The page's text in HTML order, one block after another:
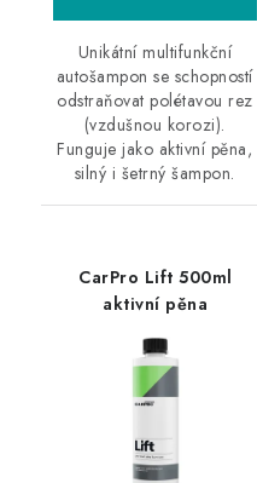
Unikátní multifunkční
autošampon se schopností
odstraňovat polétavou rez
(vzdušnou korozi).
Funguje jako aktivní pěna,
silný i šetrný šampon.
CarPro Lift 500ml
aktivní pěna